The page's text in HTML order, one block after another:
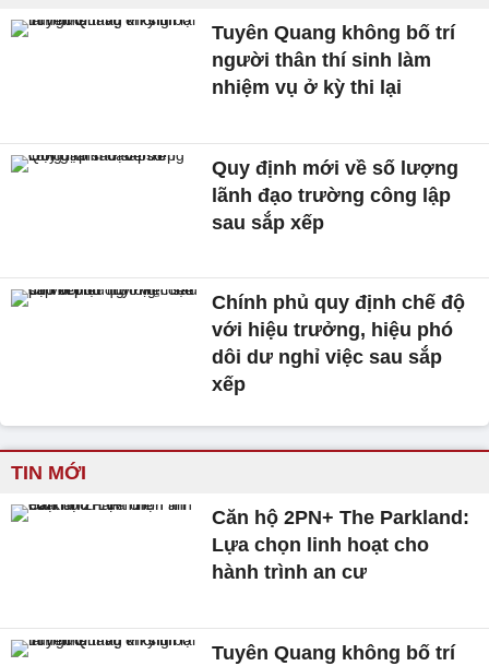
Tuyên Quang không bố trí
người thân thí sinh làm
nhiệm vụ ở kỳ thi lại
Quy định mới về số lượng
lãnh đạo trường công lập
sau sắp xếp
Chính phủ quy định chế độ
với hiệu trưởng, hiệu phó
dôi dư nghỉ việc sau sắp
xếp
TIN MỚI
Căn hộ 2PN+ The Parkland:
Lựa chọn linh hoạt cho
hành trình an cư
Tuyên Quang không bố trí